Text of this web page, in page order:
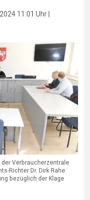
11:01 Uhr|
Verbraucherzentrale
Richter Dr. Dirk Rahe
bezüglich der Klage